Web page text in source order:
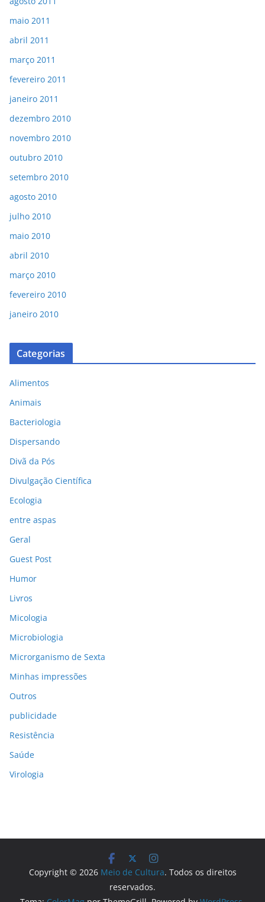
maio 2011
abril 2011
março 2011
fevereiro 2011
janeiro 2011
dezembro 2010
novembro 2010
outubro 2010
setembro 2010
agosto 2010
julho 2010
maio 2010
abril 2010
março 2010
fevereiro 2010
janeiro 2010
Categorias
Alimentos
Animais
Bacteriologia
Dispersando
Divã da Pós
Divulgação Científica
Ecologia
entre aspas
Geral
Guest Post
Humor
Livros
Micologia
Microbiologia
Microrganismo de Sexta
Minhas impressões
Outros
publicidade
Resistência
Saúde
Virologia
Copyright © 2026 Meio de Cultura. Todos os direitos
reservados.